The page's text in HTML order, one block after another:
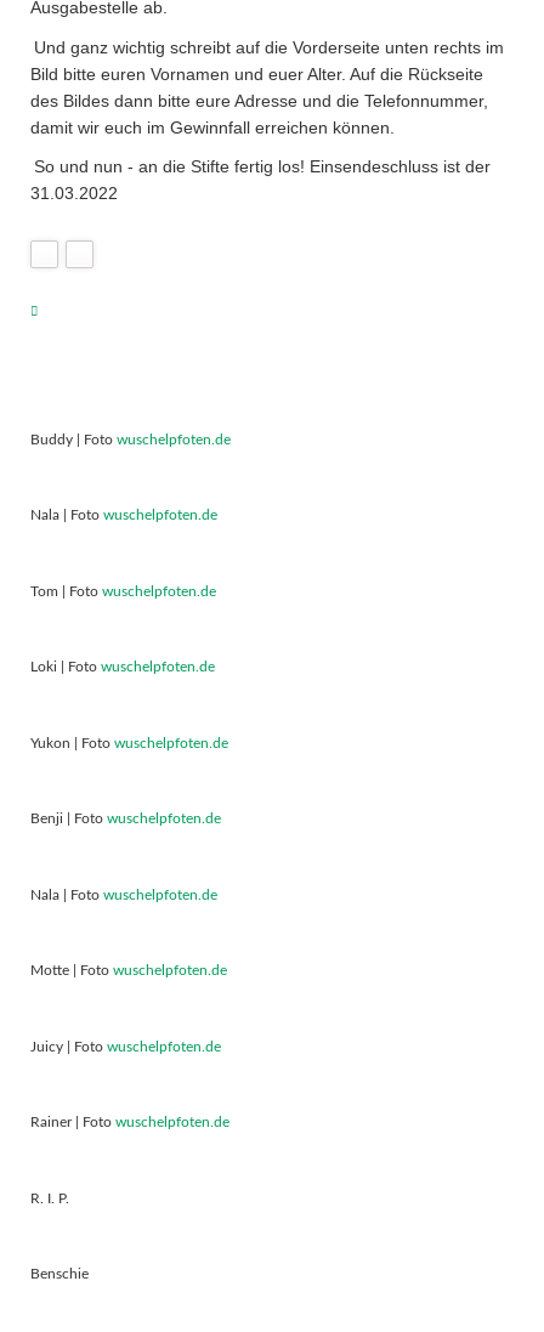
Ausgabestelle ab.
Und ganz wichtig schreibt auf die Vorderseite unten rechts im
Bild bitte euren Vornamen und euer Alter. Auf die Rückseite
des Bildes dann bitte eure Adresse und die Telefonnummer,
damit wir euch im Gewinnfall erreichen können.
So und nun - an die Stifte fertig los! Einsendeschluss ist der
31.03.2022
Buddy | Foto wuschelpfoten.de
Nala | Foto wuschelpfoten.de
Tom | Foto wuschelpfoten.de
Loki | Foto wuschelpfoten.de
Yukon | Foto wuschelpfoten.de
Benji | Foto wuschelpfoten.de
Nala | Foto wuschelpfoten.de
Motte | Foto wuschelpfoten.de
Juicy | Foto wuschelpfoten.de
Rainer | Foto wuschelpfoten.de
R. I. P.
Benschie